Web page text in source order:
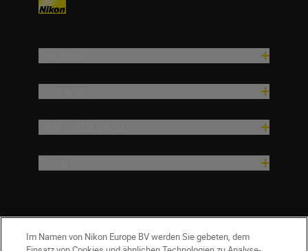
Im Namen von Nikon Europe BV werden Sie gebeten, dem